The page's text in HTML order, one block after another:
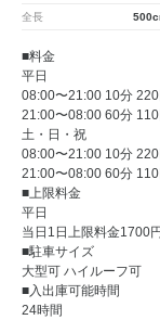
全長
■料金
平日
08:00〜21:00 10分 220
21:00〜08:00 60分 110
土・日・祝
08:00〜21:00 10分 220
21:00〜08:00 60分 110
■上限料金
平日
当日1日上限料金1700
■駐車サイズ
大型可 ハイルーフ可
■入出庫可能時間
24時間